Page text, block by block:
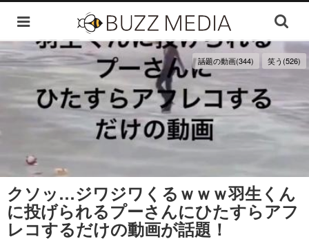
話題の動画(344) 笑う(526)
クソッ…ジワジワくるｗｗｗ羽生くん
に投げられるプーさんにひたすらアフ
レコするだけの動画が話題！